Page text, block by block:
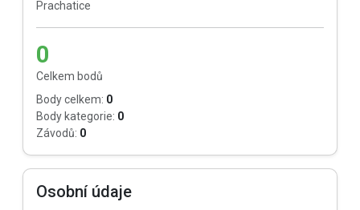
Prachatice
0
Celkem bodů
Body celkem: 0
Body kategorie: 0
Závodů: 0
Osobní údaje